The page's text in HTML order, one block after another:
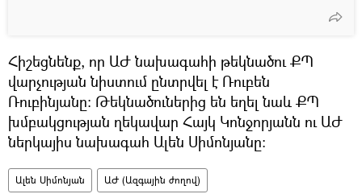
Հիշեցնենք, որ ԱԺ նախագահի թեկնածու ՔՊ
վարչության նիստում ընտրվել է Ռուբեն
Ռուբինյանը: Թեկնածուներից են եղել նաև ՔՊ
խմբակցության ղեկավար Հայկ Կոնջորյանն ու ԱԺ
ներկայիս նախագահ Ալեն Սիմոնյանը:
Ալեն Սիմոնյան ԱԺ (Ազգային ժողով)